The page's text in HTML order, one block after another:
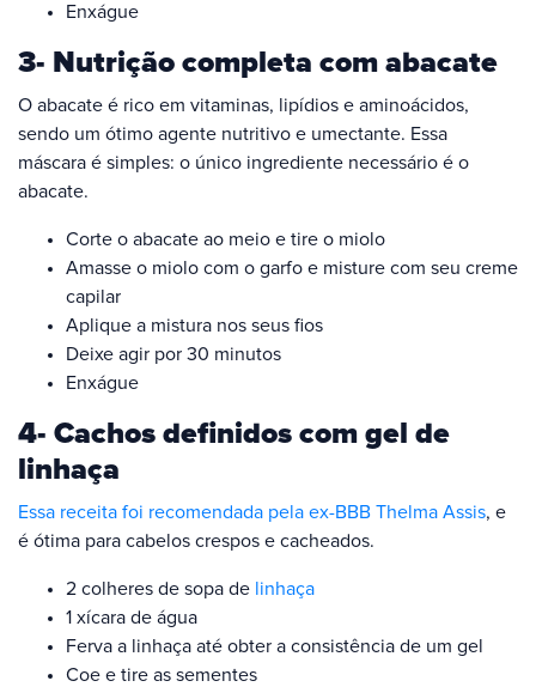
Enxágue
3- Nutrição completa com abacate
O abacate é rico em vitaminas, lipídios e aminoácidos,
sendo um ótimo agente nutritivo e umectante. Essa
máscara é simples: o único ingrediente necessário é o
abacate.
Corte o abacate ao meio e tire o miolo
Amasse o miolo com o garfo e misture com seu creme
capilar
Aplique a mistura nos seus fios
Deixe agir por 30 minutos
Enxágue
4- Cachos definidos com gel de
linhaça
Essa receita foi recomendada pela ex-BBB Thelma Assis, e
é ótima para cabelos crespos e cacheados.
2 colheres de sopa de linhaça
1 xícara de água
Ferva a linhaça até obter a consistência de um gel
Coe e tire as sementes